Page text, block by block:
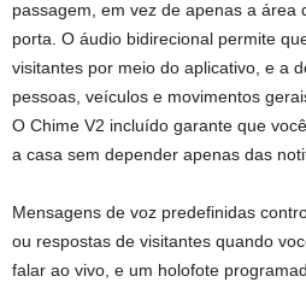
passagem, em vez de apenas a área
porta. O áudio bidirecional permite
visitantes por meio do aplicativo, e a
pessoas, veículos e movimentos
O Chime V2 incluído garante que
a casa sem depender apenas das
Mensagens de voz predefinidas
ou respostas de visitantes quando
falar ao vivo, e um holofote